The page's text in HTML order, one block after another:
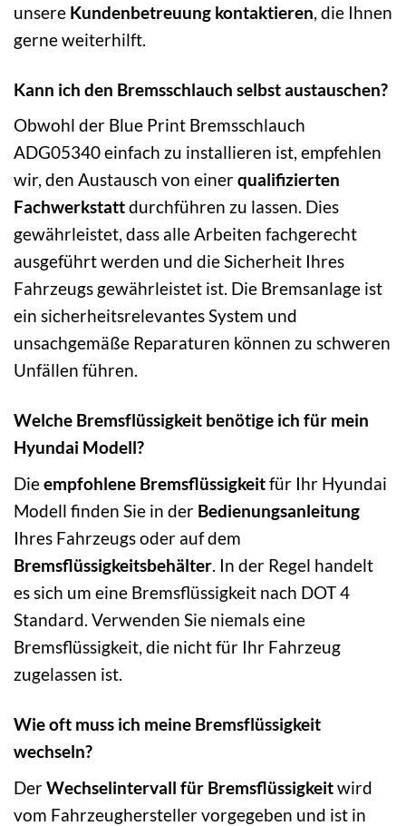
unsere Kundenbetreuung kontaktieren, die Ihnen
gerne weiterhilft.
Kann ich den Bremsschlauch selbst austauschen?
Obwohl der Blue Print Bremsschlauch
ADG05340 einfach zu installieren ist, empfehlen
wir, den Austausch von einerqualifizierten
Fachwerkstattdurchführen zu lassen. Dies
gewährleistet, dass alle Arbeiten fachgerecht
ausgeführt werden und die Sicherheit Ihres
Fahrzeugs gewährleistet ist. Die Bremsanlage ist
ein sicherheitsrelevantes System und
unsachgemäße Reparaturen können zu schweren
Unfällen führen.
Welche Bremsflüssigkeit benötige ich für mein
Hyundai Modell?
Dieempfohlene Bremsflüssigkeitfür Ihr Hyundai
Modell finden Sie in der Bedienungsanleitung
Ihres Fahrzeugs oder auf dem
Bremsflüssigkeitsbehälter. In der Regel handelt
es sich um eine Bremsflüssigkeit nach DOT 4
Standard. Verwenden Sie niemals eine
Bremsflüssigkeit, die nicht für Ihr Fahrzeug
zugelassen ist.
Wie oft muss ich meine Bremsflüssigkeit
wechseln?
DerWechselintervall für Bremsflüssigkeitwird
vom Fahrzeughersteller vorgegeben und ist in